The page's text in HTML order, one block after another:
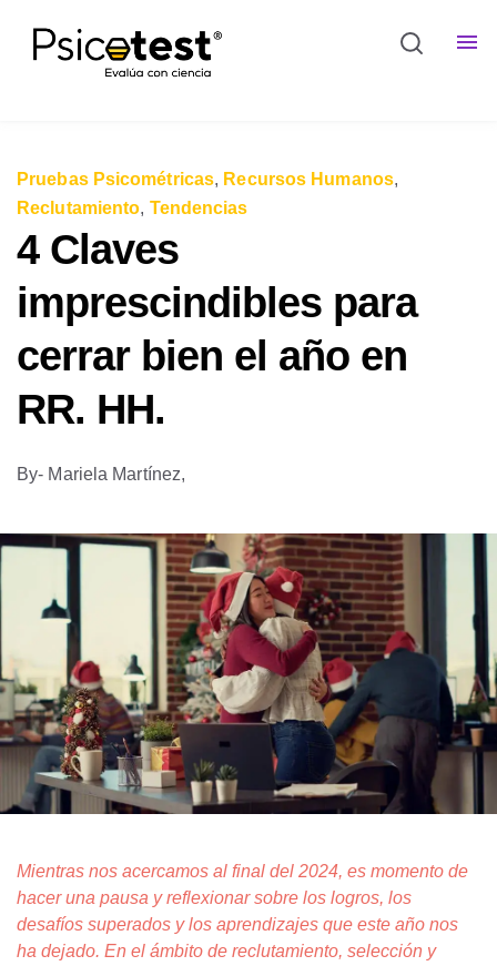
Pruebas Psicométricas, Recursos Humanos,
Reclutamiento, Tendencias
4 Claves
imprescindibles para
cerrar bien el año en
RR. HH.
By- Mariela Martínez,
Mientras nos acercamos al final del 2024, es momento de
hacer una pausa y reflexionar sobre los logros, los
desafíos superados y los aprendizajes que este año nos
ha dejado. En el ámbito de reclutamiento, selección y